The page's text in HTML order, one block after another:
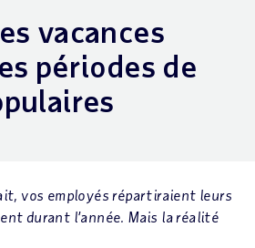
vacances
périodes de
vos employés répartiraient leurs
durant l’année. Mais la réalité